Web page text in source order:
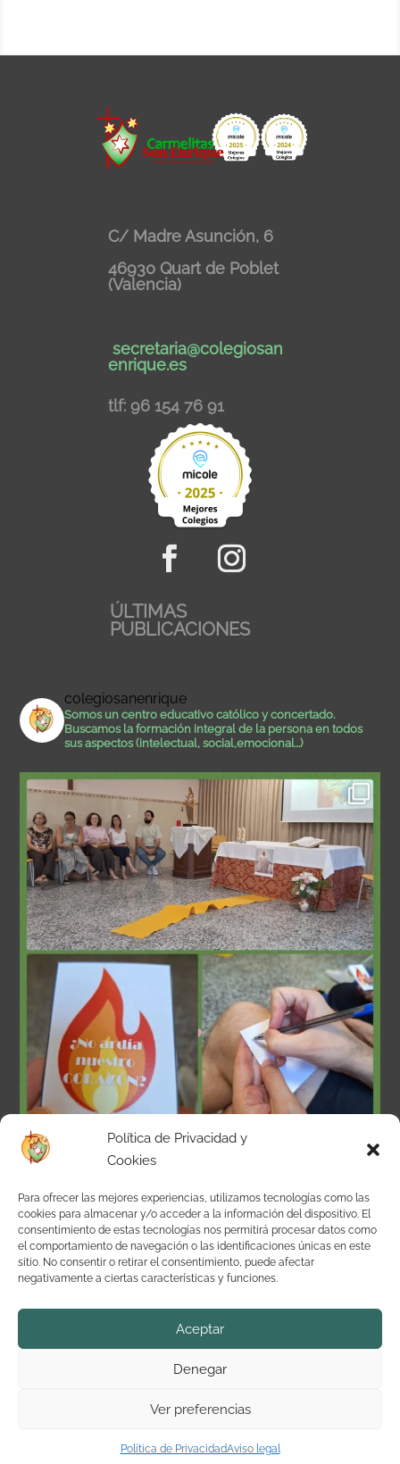
Política de Privacidad y
Cookies
Para ofrecer las mejores experiencias, utilizamos tecnologías como las
cookies para almacenar y/o acceder a la información del dispositivo. El
consentimiento de estas tecnologías nos permitirá procesar datos como
el comportamiento de navegación o las identificaciones únicas en este
sitio. No consentir o retirar el consentimiento, puede afectar
negativamente a ciertas características y funciones.
Aceptar
Denegar
Ver preferencias
Política de PrivacidadAviso legal
C/ Madre Asunción, 6
46930 Quart de Poblet
(Valencia)
secretaria@colegiosan
enrique.es
tlf: 96 154 76 91
ÚLTIMAS
PUBLICACIONES
colegiosanenrique
Somos un centro educativo católico y concertado.
Buscamos la formación integral de la persona en todos
sus aspectos (intelectual, social,emocional...)
Web realizada por:
Turiabyte